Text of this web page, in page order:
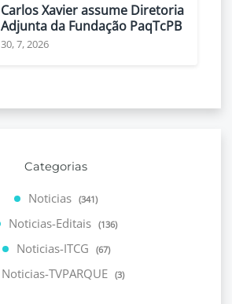
Carlos Xavier assume Diretoria
Adjunta da Fundação PaqTcPB
30, 7, 2026
Categorias
Noticias (341)
Noticias-Editais (136)
Noticias-ITCG (67)
Noticias-TVPARQUE (3)